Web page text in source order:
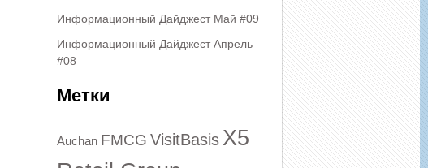
Информационный Дайджест Май #09
Информационный Дайджест Апрель
#08
Метки
Auchan FMCG VisitBasis X5